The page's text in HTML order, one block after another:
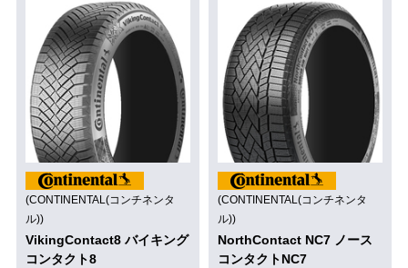
(CONTINENTAL(コンチネンタ
ル))
VikingContact8 バイキング
コンタクト8
(CONTINENTAL(コンチネンタ
ル))
NorthContact NC7 ノース
コンタクトNC7